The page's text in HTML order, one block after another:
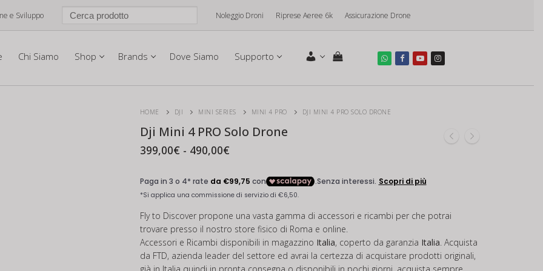
e Sviluppo Noleggio Droni Riprese Aeree 6k Assicurazione Drone
Chi Siamo Shop Brands Dove Siamo Supporto
HOME DJI MINI SERIES MINI 4 PRO DJI MINI 4 PRO SOLO DRONE
Dji Mini 4 PRO Solo Drone
399,00€ - 490,00€Fascia
da
399,00€
a
490,00€
Fly to Discover propone una vasta gamma di accessori e ricambi per che potrai
trovare presso il nostro store fisico di Roma e online.
Accessori e Ricambi disponibili in magazzino Italia, coperto da garanzia Italia. Acquista
da FTD, azienda leader del settore ed avrai la certezza di acquistare prodotti originali,